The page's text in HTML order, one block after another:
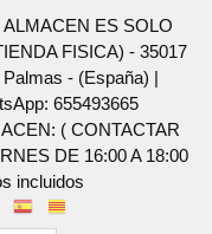
ES SOLO
FISICA) - 35017
- (España) |
655493665
( CONTACTAR
DE 16:00 A 18:00
incluidos